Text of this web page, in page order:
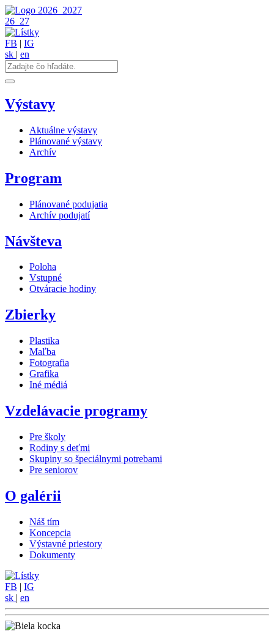
2026 2027
26 27
FB | IG
sk | en
Výstavy
Aktuálne výstavy
Plánované výstavy
Archív
Program
Plánované podujatia
Archív podujatí
Návšteva
Poloha
Vstupné
Otváracie hodiny
Zbierky
Plastika
Maľba
Fotografia
Grafika
Iné médiá
Vzdelávacie programy
Pre školy
Rodiny s deťmi
Skupiny so špeciálnymi potrebami
Pre seniorov
O galérii
Náš tím
Koncepcia
Výstavné priestory
Dokumenty
FB | IG
sk | en